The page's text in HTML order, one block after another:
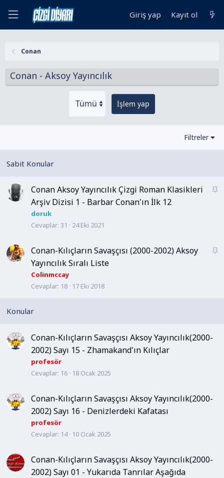
Giriş yap Kayıt ol
Conan
Conan - Aksoy Yayıncılık
İşlem yap
Filtreler
S
Conan Aksoy Yayıncılık Çizgi Roman Klasikleri
Arşiv Dizisi 1 - Barbar Conan'ın İlk 12
doruk
Cevaplar 31 24 Eki 2021
S
Conan-Kılıçların Savaşçısı (2000-2002) Aksoy
Yayıncılık Sıralı Liste
Colinmccay
Cevaplar 18 17 Eki 2018
Conan-Kılıçların Savaşçısı Aksoy Yayıncılık(2000-
2002) Sayı 15 - Zhamakand'ın Kılıçlar
profesör
Cevaplar 16 18 Ocak 2025
Conan-Kılıçların Savaşçısı Aksoy Yayıncılık(2000-
2002) Sayı 16 - Denizlerdeki Kafatası
profesör
Cevaplar 14 10 Ocak 2025
Conan-Kılıçların Savaşçısı Aksoy Yayıncılık(2000-
2002) Sayı 01 - Yukarıda Tanrılar Aşağıda